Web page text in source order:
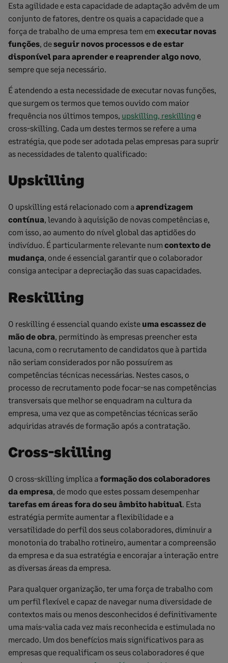
Esta agilidade e esta capacidade de adaptação advêm de um
conjunto de fatores, dentre os quais a capacidade que a
força de trabalho de uma empresa tem em executar novas
funções, deseguir novos processos e de estar
disponível para aprender e reaprender algo novo,
sempre que seja necessário.
É atendendo a esta necessidade de executar novas funções,
que surgem os termos que temos ouvido com maior
frequência nos últimos tempos, upskilling, reskilling e
cross-skilling. Cada um destes termos se refere a uma
estratégia, que pode ser adotada pelas empresas para suprir
as necessidades de talento qualificado:
Upskilling
O upskilling está relacionado com a aprendizagem
contínua, levando à aquisição de novas competências e,
com isso, ao aumento do nível global das aptidões do
indivíduo. É particularmente relevante num contexto de
mudança, onde é essencial garantir que o colaborador
consiga antecipar a depreciação das suas capacidades.
Reskilling
O reskilling é essencial quando existe uma escassez de
mão de obra, permitindo às empresas preencher esta
lacuna, com o recrutamento de candidatos que à partida
não seriam considerados por não possuírem as
competências técnicas necessárias. Nestes casos, o
processo de recrutamento pode focar-se nas competências
transversais que melhor se enquadram na cultura da
empresa, uma vez que as competências técnicas serão
adquiridas através de formação após a contratação.
Cross-skilling
O cross-skilling implica a formação dos colaboradores
da empresa, de modo que estes possam desempenhar
tarefas em áreas fora do seu âmbito habitual. Esta
estratégia permite aumentar a flexibilidade e a
versatilidade do perfil dos seus colaboradores, diminuir a
monotonia do trabalho rotineiro, aumentar a compreensão
da empresa e da sua estratégia e encorajar a interação entre
as diversas áreas da empresa.
Para qualquer organização, ter uma força de trabalho com
um perfil flexível e capaz de navegar numa diversidade de
contextos mais ou menos desconhecidos é definitivamente
uma mais-valia cada vez mais reconhecida e estimulada no
mercado. Um dos benefícios mais significativos para as
empresas que requalificam os seus colaboradores é que